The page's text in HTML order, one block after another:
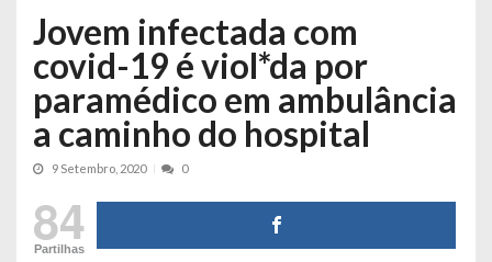
Jovem infectada com
covid-19 é viol*da por
paramédico em ambulância
a caminho do hospital
9 Setembro, 2020 0
84
Partilhas